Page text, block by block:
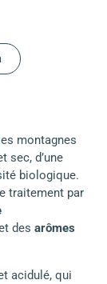
montagnes
sec, d’une
biologique.
traitement par
des arômes
acidulé, qui